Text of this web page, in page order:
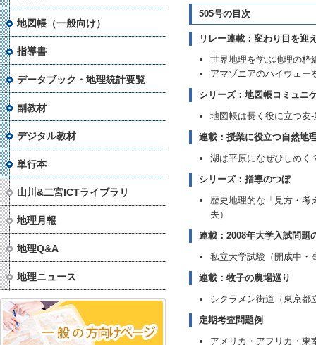
505号の目次
リレー連載：変わり目を迎
世界地理を学ぶ地理の枠
アマゾニアのハイウェー
シリーズ：地図帳コミュニ
地図帳は長く役に立つ友
連載：授業に役立つ自然地
湖は平原になぜひしめく
シリーズ：指導のつぼ
歴史地理的な「見方・考
夫）
連載：2008年大学入試問題
私立大学試験（開成中・
連載：牧子の農場巡り
シクラメン街道（東京都
定期考査問題例
アメリカ・アフリカ・東
地図帳（一般向け）
指導書
データブック・地理統計要覧
副教材
デジタル教材
単行本
山川&二宮ICTライブラリ
地理月報
地理Q&A
地理ニュース